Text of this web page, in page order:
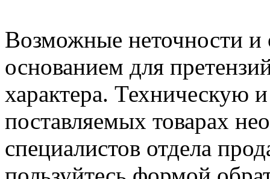
Возможные неточности и
основанием для
характера.
поставляемых товарах
специалистов отдела